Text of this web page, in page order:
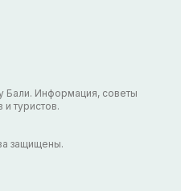
Бали. Информация, советы
туристов.
защищены.